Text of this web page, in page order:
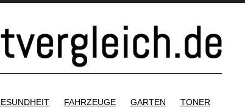
FAHRZEUGE GARTEN TONER